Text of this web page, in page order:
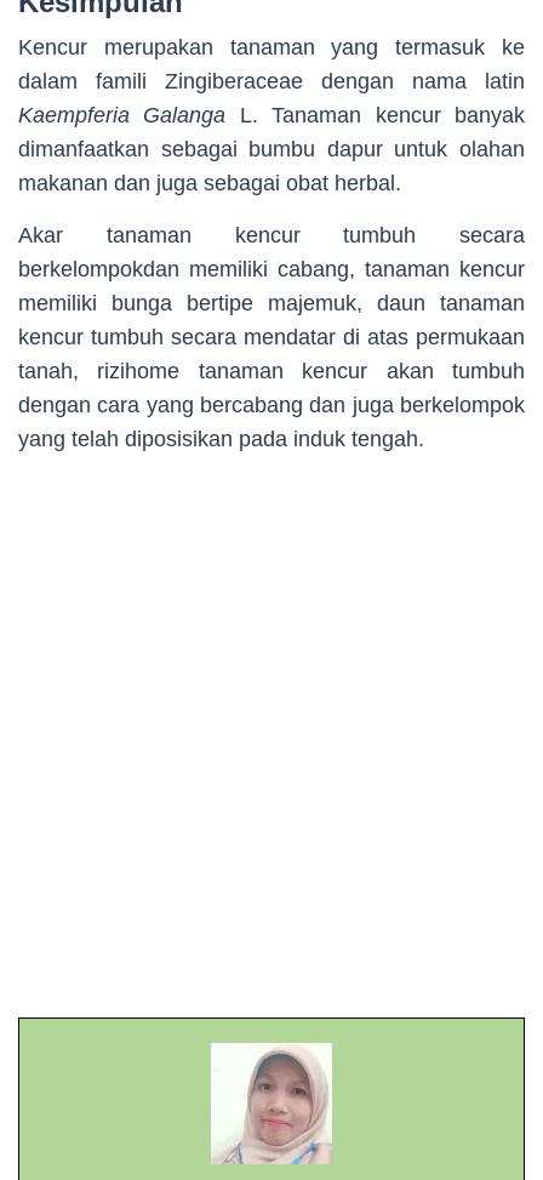
Kencur merupakan tanaman yang termasuk ke
dalam famili Zingiberaceae dengan nama latin
Kaempferia Galanga L. Tanaman kencur banyak
dimanfaatkan sebagai bumbu dapur untuk olahan
makanan dan juga sebagai obat herbal.
Akar tanaman kencur tumbuh secara
berkelompokdan memiliki cabang, tanaman kencur
memiliki bunga bertipe majemuk, daun tanaman
kencur tumbuh secara mendatar di atas permukaan
tanah, rizihome tanaman kencur akan tumbuh
dengan cara yang bercabang dan juga berkelompok
yang telah diposisikan pada induk tengah.